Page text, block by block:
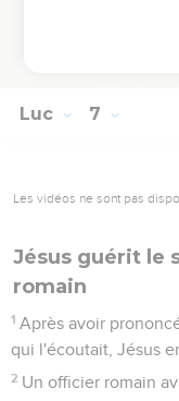
terre, sans
Luc 7
Les vidéos ne sont pas
Jésus guérit le
romain
1 Après avoir
qui l'écoutait, Jésus
2 Un officier romain